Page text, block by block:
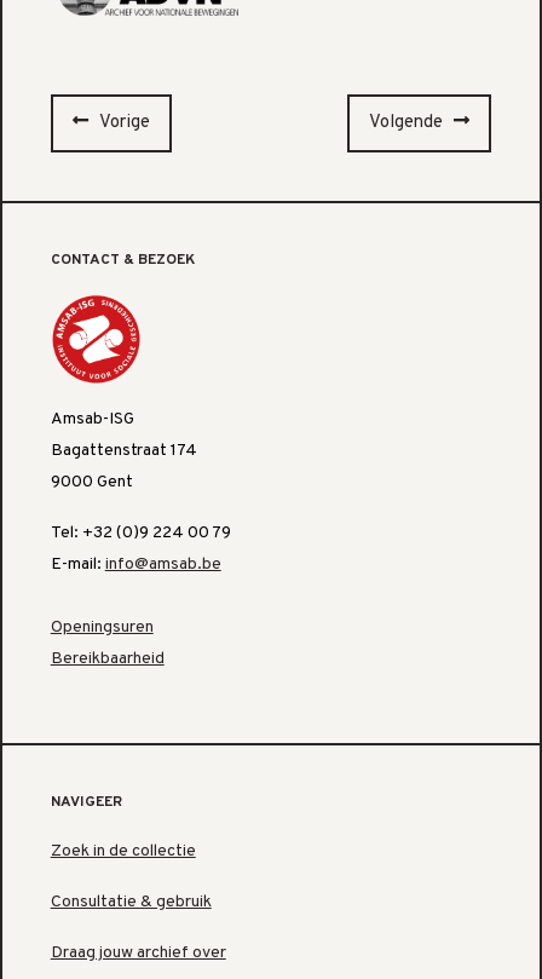
Vorige Volgende
CONTACT & BEZOEK
Amsab-ISG
Bagattenstraat 174
9000 Gent
Tel: +32 (0)9 224 00 79
E-mail: info@amsab.be
Openingsuren
Bereikbaarheid
NAVIGEER
Zoek in de collectie
Consultatie & gebruik
Draag jouw archief over